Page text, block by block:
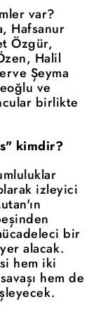
var?
Hafsanur
Özgür,
Halil
Şeyma
ve
birlikte
kimdir?
izleyici
bir
alacak.
hem iki
hem de